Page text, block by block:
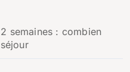
semaines : combien